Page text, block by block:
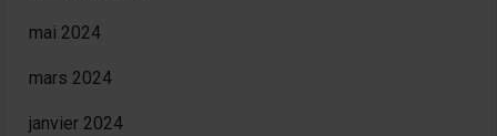
mai 2024
mars 2024
janvier 2024